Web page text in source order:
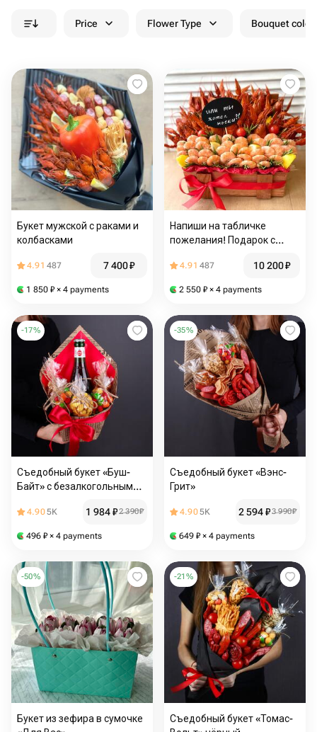
Price Flower Type Bouquet
Букет мужской с раками и
колбасками
4.91 487 7 400₽
1 850 ₽ × 4 payments
Напиши на табличке
пожелания! Подарок с
4.91 487 10 200₽
2 550 ₽ × 4 payments
-17%
Съедобный букет «Буш-
Байт» с безалкогольным
4.905K 1 984₽2 390₽
496 ₽ × 4 payments
-35%
Съедобный букет «Вэнс-
Грит»
4.905K 2 594₽3 990₽
649 ₽ × 4 payments
-50%
Букет из зефира в сумочке
-21 %
Съедобный букет «Томас-